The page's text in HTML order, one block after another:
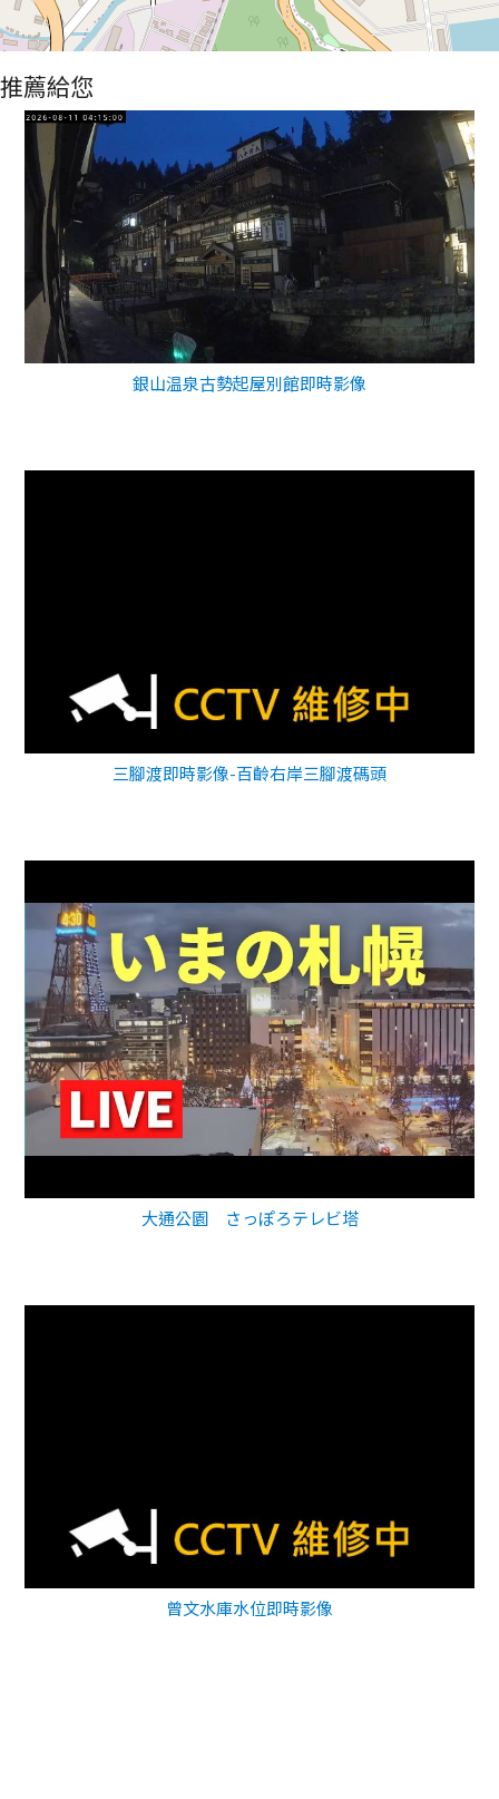
推薦給您
銀山温泉古勢起屋別館即時影像
三腳渡即時影像-百齡右岸三腳渡碼頭
大通公園 さっぽろテレビ塔
曾文水庫水位即時影像